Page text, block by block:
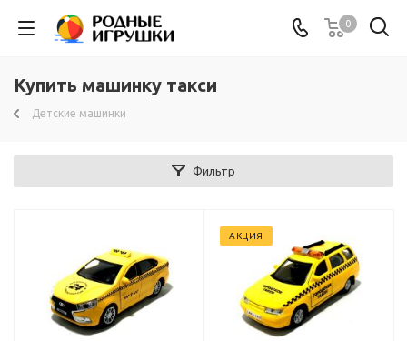
0
Купить машинку такси
Детские машинки
Фильтр
АКЦИЯ